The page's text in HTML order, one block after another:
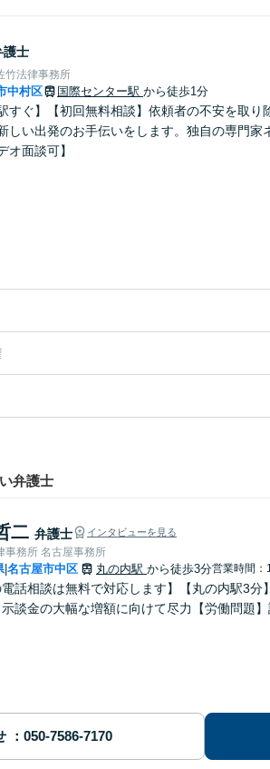
護士
竹法律事務所
中村区 国際センター駅 から徒歩1分
すぐ】【初回無料相談】依頼者の不安を取
しい出発のお手伝いをします。独自の専門
オ面談可】
弁護士
二 弁護士 インタビューを見る
事務所 名古屋事務所
|名古屋市中区 丸の内駅 から徒歩3分営業時間：
電話相談は無料で対応します】【丸の内駅3
談金の大幅な増額に向けて尽力【労働問題